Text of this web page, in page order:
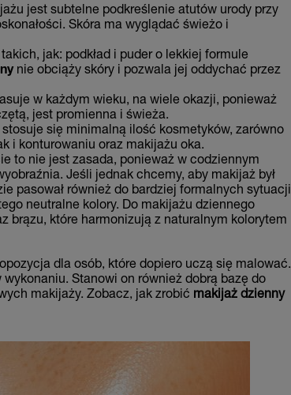
jest subtelne podkreślenie atutów urody przy
Skóra ma wyglądać świeżo i
jak: podkład i puder o lekkiej formule
nie obciąży skóry i pozwala jej oddychać przez
w każdym wieku, na wiele okazji, ponieważ
jest promienna i świeża.
się minimalną ilość kosmetyków, zarówno
i konturowaniu oraz makijażu oka.
to nie jest zasada, ponieważ w codziennym
Jeśli jednak chcemy, aby makijaż był
pasował również do bardziej formalnych sytuacji
neutralne kolory. Do makijażu dziennego
brązu, które harmonizują z naturalnym kolorytem
dla osób, które dopiero uczą się malować.
Stanowi on również dobrą bazę do
makijaży. Zobacz, jak zrobić makijaż dzienny